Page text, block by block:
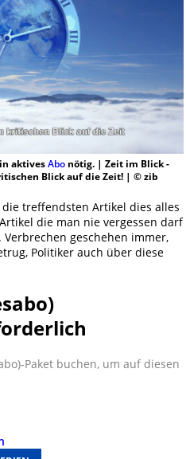
aktivesAbonötig. | Zeit im Blick -
Blick auf die Zeit! | © zib
treffendsten Artikel dies alles
die man nie vergessen darf
geschehen immer,
Politiker auch über diese
Paket buchen, um auf diesen